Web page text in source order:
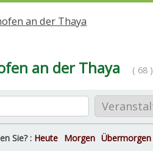
an der Thaya
an der Thaya ( 68 )
Sie? : Heute Morgen Übermorgen